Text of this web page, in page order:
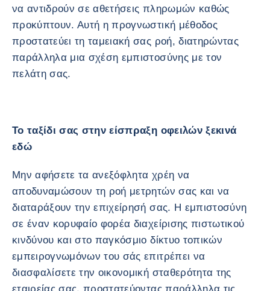
να αντιδρούν σε αθετήσεις πληρωμών καθώς
προκύπτουν. Αυτή η προγνωστική μέθοδος
προστατεύει τη ταμειακή σας ροή, διατηρώντας
παράλληλα μια σχέση εμπιστοσύνης με τον
πελάτη σας.
Το ταξίδι σας στην είσπραξη οφειλών ξεκινά
εδώ
Μην αφήσετε τα ανεξόφλητα χρέη να
αποδυναμώσουν τη ροή μετρητών σας και να
διαταράξουν την επιχείρησή σας. Η εμπιστοσύνη
σε έναν κορυφαίο φορέα διαχείρισης πιστωτικού
κινδύνου και στο παγκόσμιο δίκτυο τοπικών
εμπειρογνωμόνων του σάς επιτρέπει να
διασφαλίσετε την οικονομική σταθερότητα της